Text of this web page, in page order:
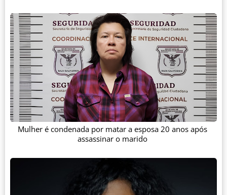
Mulher é condenada por matar a esposa 20 anos após
assassinar o marido